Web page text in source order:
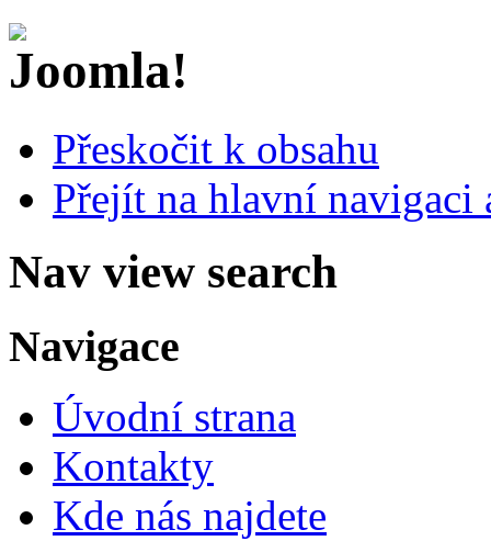
Přeskočit k obsahu
Přejít na hlavní navigaci
Nav view search
Navigace
Úvodní strana
Kontakty
Kde nás najdete